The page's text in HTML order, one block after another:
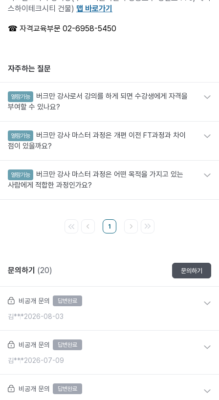
스하이테크시티 건물) 맵 바로가기
☎ 자격교육부문 02-6958-5450
자주하는 질문
열람가능
버크만 강사로서 강의를 하게 되면 수강생에게 자격을
부여할 수 있나요?
열람가능
버크만 강사 마스터 과정은 개편 이전 FT과정과 차이
점이 있을까요?
열람가능
버크만 강사 마스터 과정은 어떤 목적을 가지고 있는
사람에게 적합한 과정인가요?
1
문의하기 (20) 문의하기
비공개 문의 답변완료
김***2026-08-03
비공개 문의 답변완료
김***2026-07-09
비공개 문의 답변완료